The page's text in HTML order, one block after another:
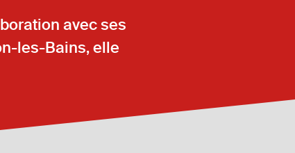
avec ses
les-Bains, elle